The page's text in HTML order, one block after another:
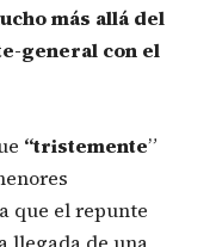
más allá del
general con el
“tristemente”
que el repunte